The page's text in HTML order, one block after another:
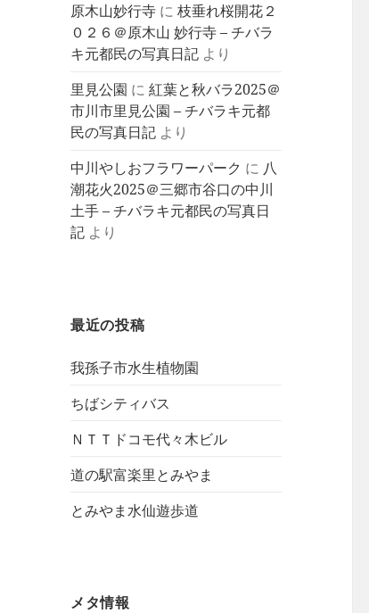
原木山妙行寺 に枝垂れ桜開花２
０２６＠原木山 妙行寺 – チバラ
キ元都民の写真日記 より
里見公園 に紅葉と秋バラ2025＠
市川市里見公園 – チバラキ元都
民の写真日記 より
中川やしおフラワーパーク に 八
潮花火2025＠三郷市谷口の中川
土手 – チバラキ元都民の写真日
記 より
最近の投稿
我孫子市水生植物園
ちばシティバス
ＮＴＴドコモ代々木ビル
道の駅富楽里とみやま
とみやま水仙遊歩道
メタ情報